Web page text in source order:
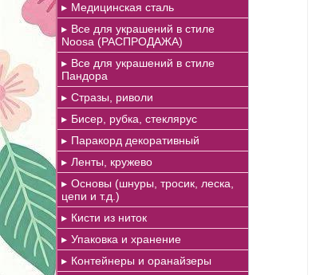
Медицинская сталь
Все для украшений в стиле
Noosa (РАСПРОДАЖА)
Все для украшений в стиле
Пандора
Стразы, риволи
Бисер, рубка, стеклярус
Паракорд декоративный
Ленты, кружево
Основы (шнуры, тросик, леска,
цепи и т.д.)
Кисти из ниток
Упаковка и хранение
Контейнеры и оранайзеры